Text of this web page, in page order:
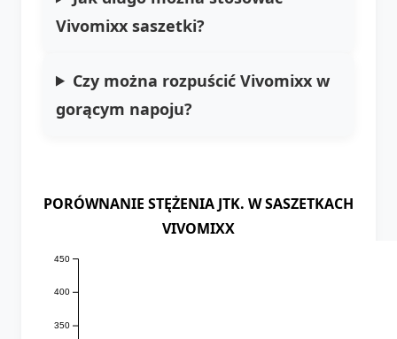
Vivomixx saszetki?
Czy można rozpuścić Vivomixx w
gorącym napoju?
PORÓWNANIE STĘŻENIA JTK. W SASZETKACH
VIVOMIXX
350
400
450